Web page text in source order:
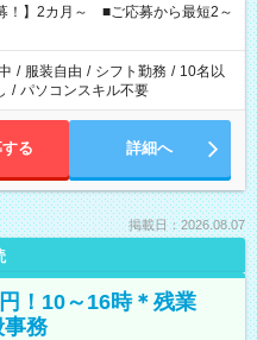
」 など、ご希望を教えてください
間。 合計で週40時間を超える場
！】2カ月～ ■ご応募から最短2～
/ 服装自由 / シフト勤務 / 10名以
/ パソコンスキル不要
る 詳細へ
掲載日：2026.08.07
！10～16時＊残業
務